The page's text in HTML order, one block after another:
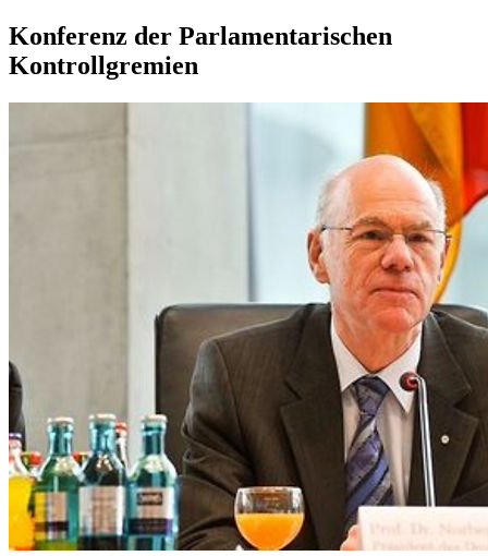
Konferenz der Parlamentarischen
Kontrollgremien